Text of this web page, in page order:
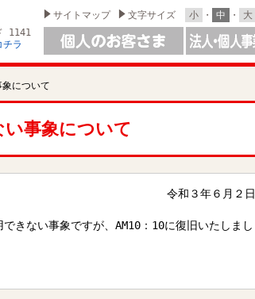
1141
チラ
サイトマップ 文字サイズ 小 ・ 中 ・ 大
について
事象について
令和３年６月２日
きない事象ですが、AM10：10に復旧いたしまし